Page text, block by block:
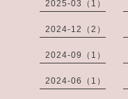
2025-03（1）
2024-12（2）
2024-09（1）
2024-06（1）